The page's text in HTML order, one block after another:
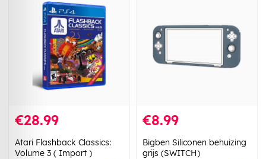
€28.99
Atari Flashback Classics:
Volume 3 ( Import )
€8.99
Bigben Siliconen behuizing
grijs (SWITCH)